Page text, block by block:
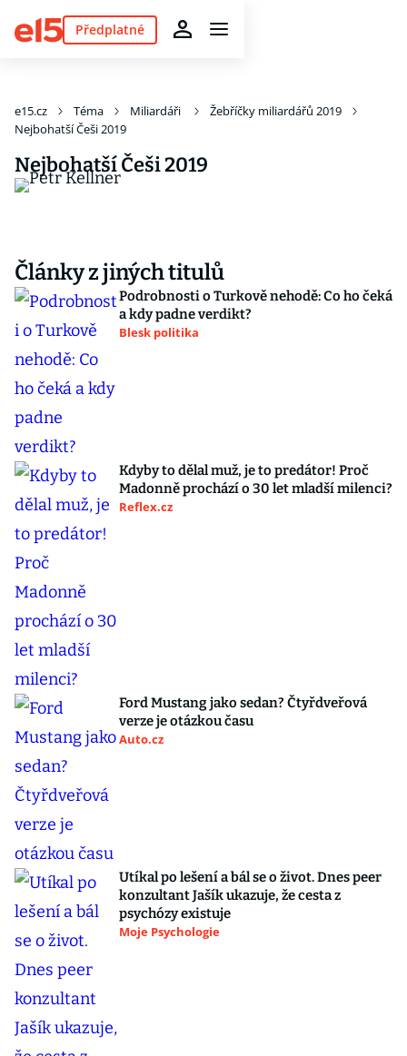
Předplatné
e15.cz Téma Miliardáři
Žebříčky miliardářů 2019
Nejbohatší Češi 2019
Nejbohatší Češi 2019
Články z jiných titulů
Podrobnosti o Turkově nehodě: Co ho čeká
a kdy padne verdikt?
Blesk politika
Kdyby to dělal muž, je to predátor! Proč
Madonně prochází o 30 let mladší milenci?
Reflex.cz
Ford Mustang jako sedan? Čtyřdveřová
verze je otázkou času
Auto.cz
Utíkal po lešení a bál se o život. Dnes peer
konzultant Jašík ukazuje, že cesta z
psychózy existuje
Moje Psychologie